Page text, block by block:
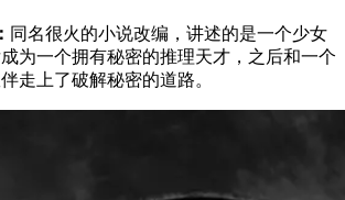
同名很火的小说改编，讲述的是一个少女
为一个拥有秘密的推理天才，之后和一个
走上了破解秘密的道路。